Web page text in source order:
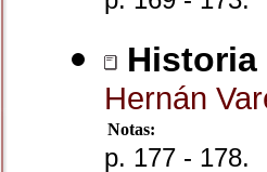
Historia
Hernán
Notas:
p. 177 - 178.